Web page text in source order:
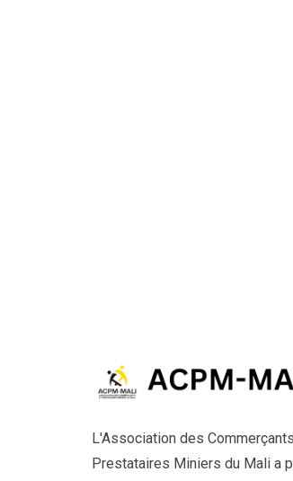
L'Association des
Prestataires Miniers du Mali a